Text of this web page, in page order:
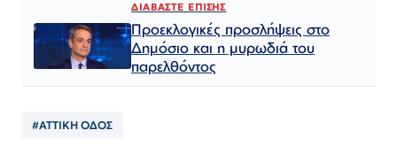
ΔΙΑΒΑΣΤΕ ΕΠΙΣΗΣ
Προεκλογικές προσλήψεις στο
Δημόσιο και η μυρωδιά του
παρελθόντος
#ΑΤΤΙΚΗ ΟΔΟΣ